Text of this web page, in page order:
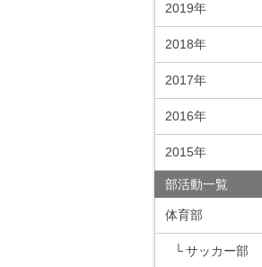
2019年
2018年
2017年
2016年
2015年
部活動一覧
体育部
サッカー部